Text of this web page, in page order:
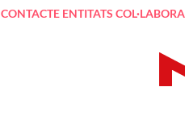
CONTACTE ENTITATS